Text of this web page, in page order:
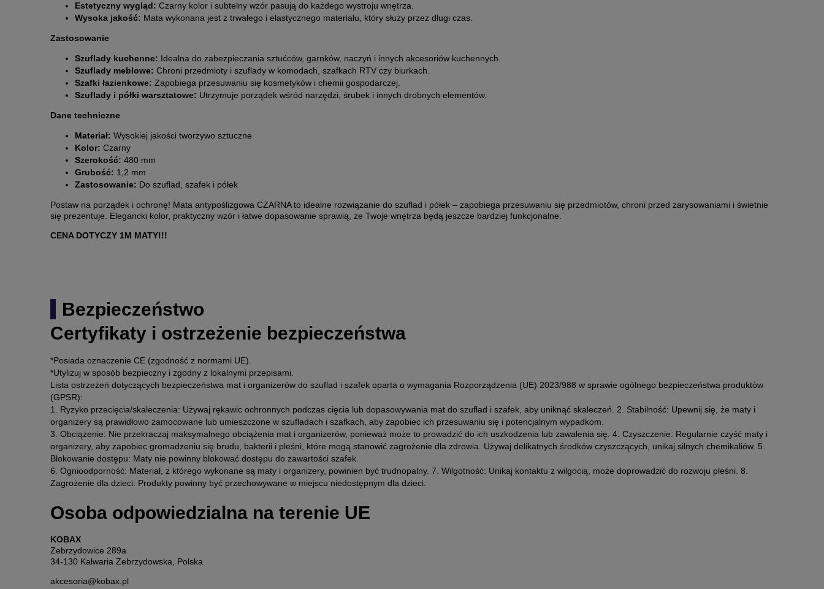
Estetyczny wygląd: Czarny kolor i subtelny wzór pasują do każdego wystroju wnętrza.
Wysoka jakość: Mata wykonana jest z trwałego i elastycznego materiału, który służy przez długi czas.
Zastosowanie
Szuflady kuchenne: Idealna do zabezpieczania sztućców, garnków, naczyń i innych akcesoriów kuchennych.
Szuflady meblowe: Chroni przedmioty i szuflady w komodach, szafkach RTV czy biurkach.
Szafki łazienkowe: Zapobiega przesuwaniu się kosmetyków i chemii gospodarczej.
Szuflady i półki warsztatowe: Utrzymuje porządek wśród narzędzi, śrubek i innych drobnych elementów.
Dane techniczne
Materiał: Wysokiej jakości tworzywo sztuczne
Kolor: Czarny
Szerokość: 480 mm
Grubość: 1,2 mm
Zastosowanie: Do szuflad, szafek i półek
Postaw na porządek i ochronę! Mata antypoślizgowa CZARNA to idealne rozwiązanie do szuflad i półek – zapobiega przesuwaniu się przedmiotów, chroni przed zarysowaniami i świetnie
się prezentuje. Elegancki kolor, praktyczny wzór i łatwe dopasowanie sprawią, że Twoje wnętrza będą jeszcze bardziej funkcjonalne.
CENA DOTYCZY 1M MATY!!!
Bezpieczeństwo
Certyfikaty i ostrzeżenie bezpieczeństwa
*Posiada oznaczenie CE (zgodność z normami UE).
*Utylizuj w sposób bezpieczny i zgodny z lokalnymi przepisami.
Lista ostrzeżeń dotyczących bezpieczeństwa mat i organizerów do szuflad i szafek oparta o wymagania Rozporządzenia (UE) 2023/988 w sprawie ogólnego bezpieczeństwa produktów
(GPSR):
1. Ryzyko przecięcia/skaleczenia: Używaj rękawic ochronnych podczas cięcia lub dopasowywania mat do szuflad i szafek, aby uniknąć skaleczeń. 2. Stabilność: Upewnij się, że maty i
organizery są prawidłowo zamocowane lub umieszczone w szufladach i szafkach, aby zapobiec ich przesuwaniu się i potencjalnym wypadkom.
3. Obciążenie: Nie przekraczaj maksymalnego obciążenia mat i organizerów, ponieważ może to prowadzić do ich uszkodzenia lub zawalenia się. 4. Czyszczenie: Regularnie czyść maty i
organizery, aby zapobiec gromadzeniu się brudu, bakterii i pleśni, które mogą stanowić zagrożenie dla zdrowia. Używaj delikatnych środków czyszczących, unikaj silnych chemikaliów. 5.
Blokowanie dostępu: Maty nie powinny blokować dostępu do zawartości szafek.
6. Ognioodporność: Materiał, z którego wykonane są maty i organizery, powinien być trudnopalny. 7. Wilgotność: Unikaj kontaktu z wilgocią, może doprowadzić do rozwoju pleśni. 8.
Zagrożenie dla dzieci: Produkty powinny być przechowywane w miejscu niedostępnym dla dzieci.
Osoba odpowiedzialna na terenie UE
KOBAX
Zebrzydowice 289a
34-130 Kalwaria Zebrzydowska, Polska
akcesoria@kobax.pl